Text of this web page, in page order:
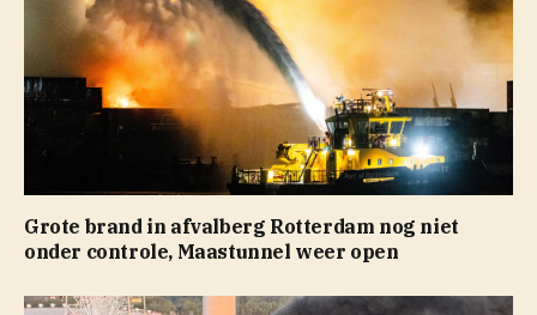
Grote brand in afvalberg Rotterdam nog niet
onder controle, Maastunnel weer open